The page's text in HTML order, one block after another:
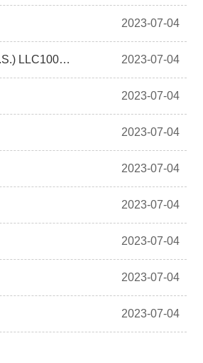
2023-07-04
兴森科技(002436.SZ)：兴森香港拟出售FASTPRINT TECHNOLOGY(U.S.) LLC100%股权-世界热点 2023-07-04
2023-07-04
2023-07-04
2023-07-04
2023-07-04
2023-07-04
2023-07-04
2023-07-04